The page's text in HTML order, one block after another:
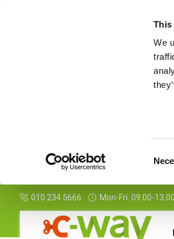
This
We
010 234 5666 Mon-Fri: 09.00-